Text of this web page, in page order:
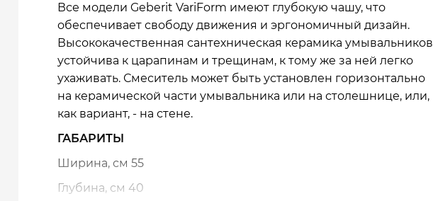
Все модели Geberit VariForm имеют глубокую чашу, что
обеспечивает свободу движения и эргономичный дизайн.
Высококачественная сантехническая керамика умывальников
устойчива к царапинам и трещинам, к тому же за ней легко
ухаживать. Смеситель может быть установлен горизонтально
на керамической части умывальника или на столешнице, или,
как вариант, - на стене.
ГАБАРИТЫ
Ширина, см 55
Глубина, см 40